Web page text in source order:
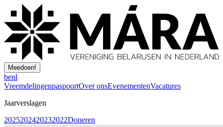
Meedoen!
benl
VreemdelingenpaspoortOver onsEvenementenVacatures
Jaarverslagen
2025202420232022Doneren